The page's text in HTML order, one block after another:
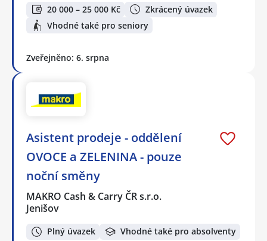
20 000 – 25 000 Kč
Zkrácený úvazek
Vhodné také pro seniory
Zveřejněno: 6. srpna
Asistent prodeje - oddělení
OVOCE a ZELENINA - pouze
noční směny
MAKRO Cash & Carry ČR s.r.o.
Jenišov
Plný úvazek Vhodné také pro absolventy